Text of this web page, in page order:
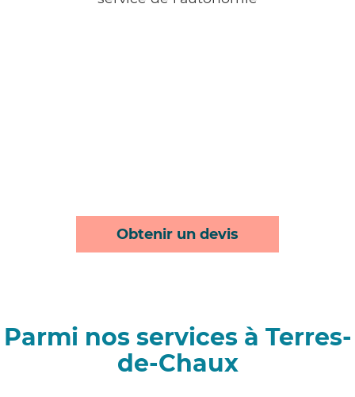
Obtenir un devis
Parmi nos services à Terres-
de-Chaux